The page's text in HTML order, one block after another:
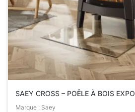
SAEY CROSS – POÊLE À BOIS EXPO
Marque : Saey